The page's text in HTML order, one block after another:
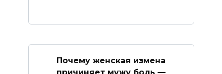
Почему женская измена
причиняет мужу боль —